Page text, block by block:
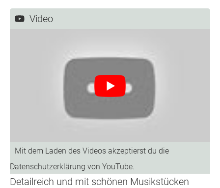
Video
Detailreich und mit schönen Musikstücken